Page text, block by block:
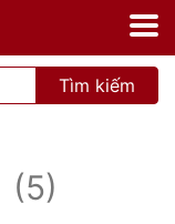
Tìm kiếm
(5)